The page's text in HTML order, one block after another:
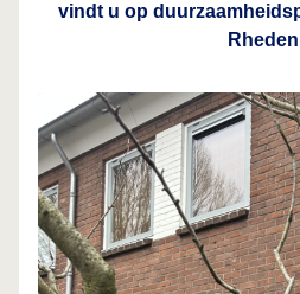
vindt u op
Lees meer over